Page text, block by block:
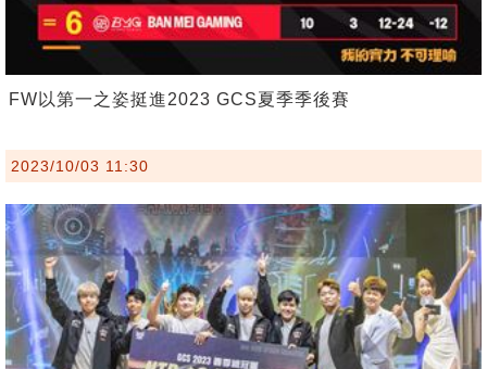
FW以第一之姿挺進2023 GCS夏季季後賽
2023/10/03 11:30